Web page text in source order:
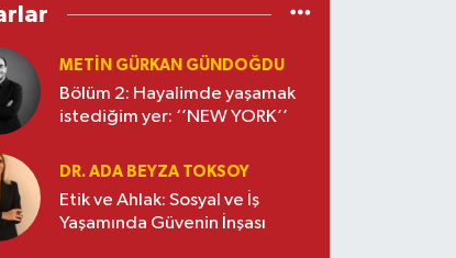
METIN GÜRKAN GÜNDOĞDU
Bölüm 2: Hayalimde yaşamak
istediğim yer: ‘’NEW YORK’’
DR. ADA BEYZA TOKSOY
Etik ve Ahlak: Sosyal ve İş
Yaşamında Güvenin İnşası